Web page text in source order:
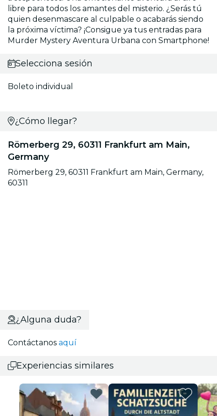
libre para todos los amantes del misterio. ¿Serás tú
quien desenmascare al culpable o acabarás siendo
la próxima víctima? ¡Consigue ya tus entradas para
Murder Mystery Aventura Urbana con Smartphone!
Selecciona sesión
Boleto individual
¿Cómo llegar?
Römerberg 29, 60311 Frankfurt am Main,
Germany
Römerberg 29, 60311 Frankfurt am Main, Germany,
60311
¿Alguna duda?
Contáctanos aquí
Experiencias similares